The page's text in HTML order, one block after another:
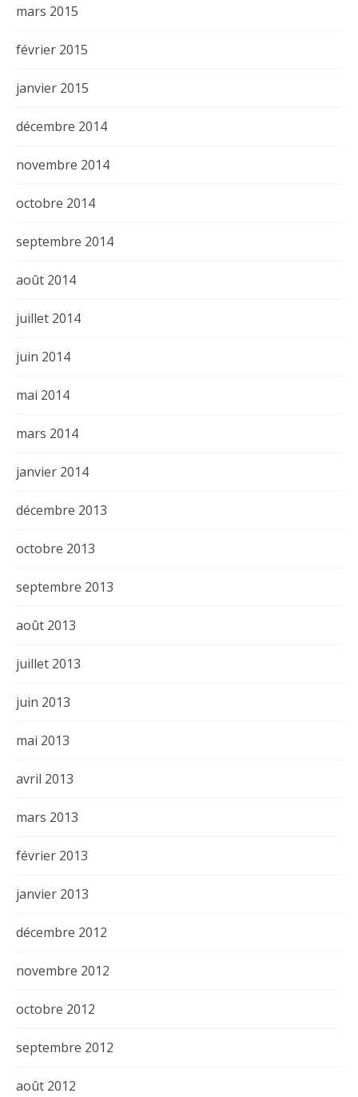
mars 2015
février 2015
janvier 2015
décembre 2014
novembre 2014
octobre 2014
septembre 2014
août 2014
juillet 2014
juin 2014
mai 2014
mars 2014
janvier 2014
décembre 2013
octobre 2013
septembre 2013
août 2013
juillet 2013
juin 2013
mai 2013
avril 2013
mars 2013
février 2013
janvier 2013
décembre 2012
novembre 2012
octobre 2012
septembre 2012
août 2012